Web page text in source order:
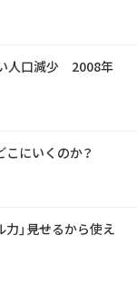
人口減少 2008年
こにいくのか？
」――見せるから使え